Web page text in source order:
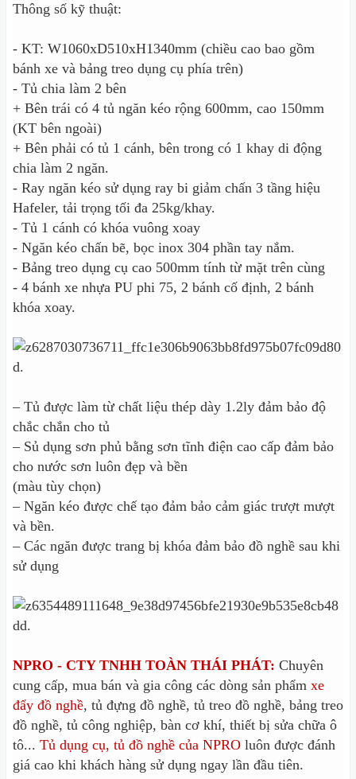
Thông số kỹ thuật:
- KT: W1060xD510xH1340mm (chiều cao bao gồm
bánh xe và bảng treo dụng cụ phía trên)
- Tủ chia làm 2 bên
+ Bên trái có 4 tủ ngăn kéo rộng 600mm, cao 150mm
(KT bên ngoài)
+ Bên phải có tủ 1 cánh, bên trong có 1 khay di động
chia làm 2 ngăn.
- Ray ngăn kéo sử dụng ray bi giảm chấn 3 tầng hiệu
Hafeler, tải trọng tối đa 25kg/khay.
- Tủ 1 cánh có khóa vuông xoay
- Ngăn kéo chấn bẽ, bọc inox 304 phần tay nắm.
- Bảng treo dụng cụ cao 500mm tính từ mặt trên cùng
- 4 bánh xe nhựa PU phi 75, 2 bánh cố định, 2 bánh
khóa xoay.
– Tủ được làm từ chất liệu thép dày 1.2ly đảm bảo độ
chắc chắn cho tủ
– Sủ dụng sơn phủ bằng sơn tĩnh điện cao cấp đảm bảo
cho nước sơn luôn đẹp và bền
(màu tùy chọn)
– Ngăn kéo được chế tạo đảm bảo cảm giác trượt mượt
và bền.
– Các ngăn được trang bị khóa đảm bảo đồ nghề sau khi
sử dụng
NPRO - CTY TNHH TOÀN THÁI PHÁT: Chuyên
cung cấp, mua bán và gia công các dòng sản phẩm xe
đẩy đồ nghề, tủ đựng đồ nghề, tủ treo đồ nghề, bảng treo
đồ nghề, tủ công nghiệp, bàn cơ khí, thiết bị sửa chữa ô
tô... Tủ dụng cụ, tủ đồ nghề của NPRO luôn được đánh
giá cao khi khách hàng sử dụng ngay lần đầu tiên.